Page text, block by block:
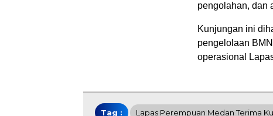
pengolahan, dan
Kunjungan ini
pengelolaan
operasional
Tag : Lapas Perempuan Medan Terima